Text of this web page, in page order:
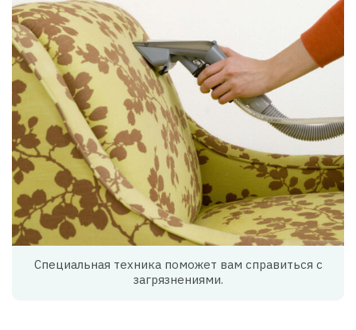
Специальная техника поможет вам справиться с
загрязнениями.